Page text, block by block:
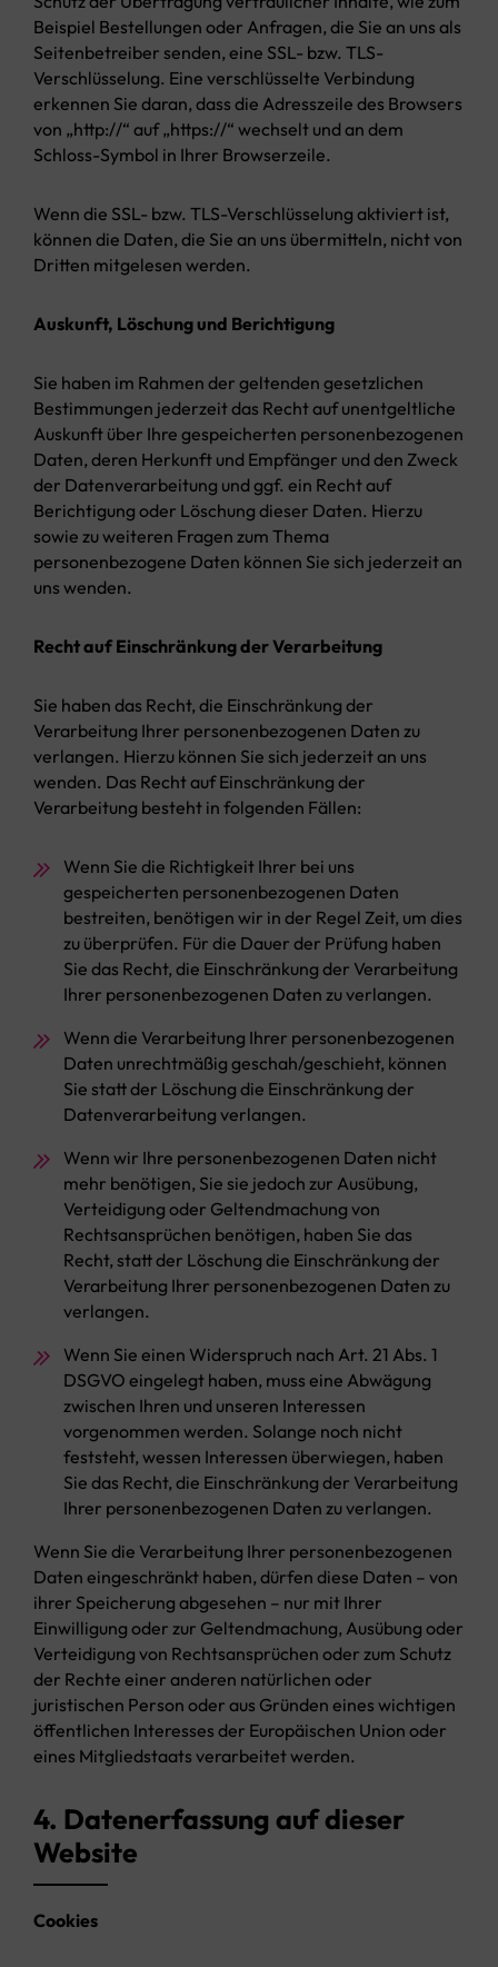
Beispiel Bestellungen oder Anfragen, die Sie an uns als
Seitenbetreiber senden, eine SSL- bzw. TLS-
Verschlüsselung. Eine verschlüsselte Verbindung
erkennen Sie daran, dass die Adresszeile des Browsers
von „http://“ auf „https://“ wechselt und an dem
Schloss-Symbol in Ihrer Browserzeile.
Wenn die SSL- bzw. TLS-Verschlüsselung aktiviert ist,
können die Daten, die Sie an uns übermitteln, nicht von
Dritten mitgelesen werden.
Auskunft, Löschung und Berichtigung
Sie haben im Rahmen der geltenden gesetzlichen
Bestimmungen jederzeit das Recht auf unentgeltliche
Auskunft über Ihre gespeicherten personenbezogenen
Daten, deren Herkunft und Empfänger und den Zweck
der Datenverarbeitung und ggf. ein Recht auf
Berichtigung oder Löschung dieser Daten. Hierzu
sowie zu weiteren Fragen zum Thema
personenbezogene Daten können Sie sich jederzeit an
uns wenden.
Recht auf Einschränkung der Verarbeitung
Sie haben das Recht, die Einschränkung der
Verarbeitung Ihrer personenbezogenen Daten zu
verlangen. Hierzu können Sie sich jederzeit an uns
wenden. Das Recht auf Einschränkung der
Verarbeitung besteht in folgenden Fällen:
Wenn Sie die Richtigkeit Ihrer bei uns
gespeicherten personenbezogenen Daten
bestreiten, benötigen wir in der Regel Zeit, um dies
zu überprüfen. Für die Dauer der Prüfung haben
Sie das Recht, die Einschränkung der Verarbeitung
Ihrer personenbezogenen Daten zu verlangen.
Wenn die Verarbeitung Ihrer personenbezogenen
Daten unrechtmäßig geschah/geschieht, können
Sie statt der Löschung die Einschränkung der
Datenverarbeitung verlangen.
Wenn wir Ihre personenbezogenen Daten nicht
mehr benötigen, Sie sie jedoch zur Ausübung,
Verteidigung oder Geltendmachung von
Rechtsansprüchen benötigen, haben Sie das
Recht, statt der Löschung die Einschränkung der
Verarbeitung Ihrer personenbezogenen Daten zu
verlangen.
Wenn Sie einen Widerspruch nach Art. 21 Abs. 1
DSGVO eingelegt haben, muss eine Abwägung
zwischen Ihren und unseren Interessen
vorgenommen werden. Solange noch nicht
feststeht, wessen Interessen überwiegen, haben
Sie das Recht, die Einschränkung der Verarbeitung
Ihrer personenbezogenen Daten zu verlangen.
Wenn Sie die Verarbeitung Ihrer personenbezogenen
Daten eingeschränkt haben, dürfen diese Daten – von
ihrer Speicherung abgesehen – nur mit Ihrer
Einwilligung oder zur Geltendmachung, Ausübung oder
Verteidigung von Rechtsansprüchen oder zum Schutz
der Rechte einer anderen natürlichen oder
juristischen Person oder aus Gründen eines wichtigen
öffentlichen Interesses der Europäischen Union oder
eines Mitgliedstaats verarbeitet werden.
4. Datenerfassung auf dieser
Website
Cookies